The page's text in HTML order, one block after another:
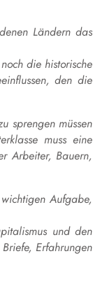
Ländern das
die historische
den die
sprengen müssen
muss eine
Arbeiter, Bauern,
Aufgabe,
und den
Erfahrungen